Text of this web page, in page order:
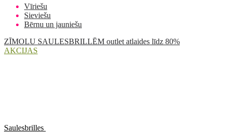
Vīriešu
Sieviešu
Bērnu un jauniešu
ZĪMOLU SAULESBRILLĒM outlet atlaides līdz 80%
AKCIJAS
Saulesbrilles